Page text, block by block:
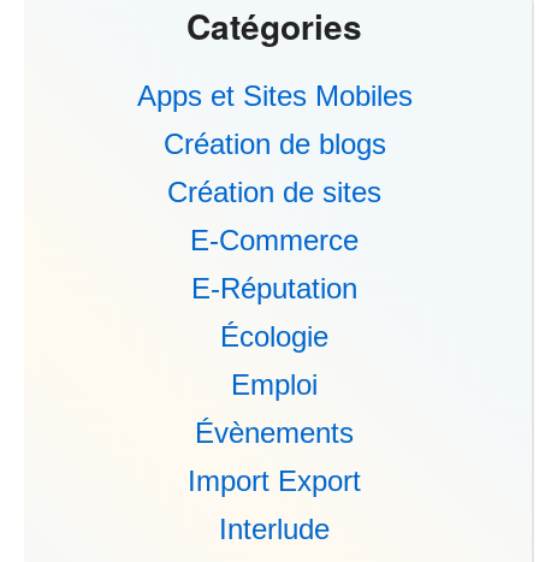
Catégories
Apps et Sites Mobiles
Création de blogs
Création de sites
E-Commerce
E-Réputation
Écologie
Emploi
Évènements
Import Export
Interlude